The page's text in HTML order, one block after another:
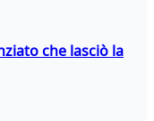
che lasciò la